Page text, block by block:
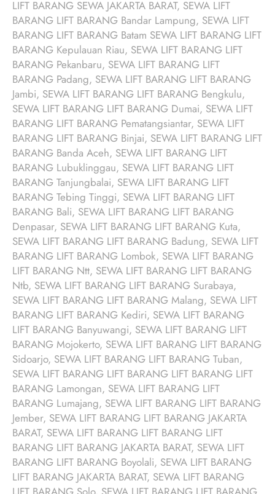
LIFT BARANG SEWA JAKARTA BARAT, SEWA LIFT
BARANG LIFT BARANG Bandar Lampung, SEWA LIFT
BARANG LIFT BARANG Batam SEWA LIFT BARANG LIFT
BARANG Kepulauan Riau, SEWA LIFT BARANG LIFT
BARANG Pekanbaru, SEWA LIFT BARANG LIFT
BARANG Padang, SEWA LIFT BARANG LIFT BARANG
Jambi, SEWA LIFT BARANG LIFT BARANG Bengkulu,
SEWA LIFT BARANG LIFT BARANG Dumai, SEWA LIFT
BARANG LIFT BARANG Pematangsiantar, SEWA LIFT
BARANG LIFT BARANG Binjai, SEWA LIFT BARANG LIFT
BARANG Banda Aceh, SEWA LIFT BARANG LIFT
BARANG Lubuklinggau, SEWA LIFT BARANG LIFT
BARANG Tanjungbalai, SEWA LIFT BARANG LIFT
BARANG Tebing Tinggi, SEWA LIFT BARANG LIFT
BARANG Bali, SEWA LIFT BARANG LIFT BARANG
Denpasar, SEWA LIFT BARANG LIFT BARANG Kuta,
SEWA LIFT BARANG LIFT BARANG Badung, SEWA LIFT
BARANG LIFT BARANG Lombok, SEWA LIFT BARANG
LIFT BARANG Ntt, SEWA LIFT BARANG LIFT BARANG
Ntb, SEWA LIFT BARANG LIFT BARANG Surabaya,
SEWA LIFT BARANG LIFT BARANG Malang, SEWA LIFT
BARANG LIFT BARANG Kediri, SEWA LIFT BARANG
LIFT BARANG Banyuwangi, SEWA LIFT BARANG LIFT
BARANG Mojokerto, SEWA LIFT BARANG LIFT BARANG
Sidoarjo, SEWA LIFT BARANG LIFT BARANG Tuban,
SEWA LIFT BARANG LIFT BARANG LIFT BARANG LIFT
BARANG Lamongan, SEWA LIFT BARANG LIFT
BARANG Lumajang, SEWA LIFT BARANG LIFT BARANG
Jember, SEWA LIFT BARANG LIFT BARANG JAKARTA
BARAT, SEWA LIFT BARANG LIFT BARANG LIFT
BARANG LIFT BARANG JAKARTA BARAT, SEWA LIFT
BARANG LIFT BARANG Boyolali, SEWA LIFT BARANG
LIFT BARANG JAKARTA BARAT, SEWA LIFT BARANG